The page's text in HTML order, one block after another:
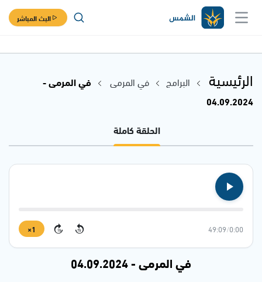
البث المباشر
الرئيسية البرامج في المرمى
في المرمى -
04.09.2024
الحلقة كاملة
0:00
/
49:09
15
15
1×
في المرمى - 04.09.2024